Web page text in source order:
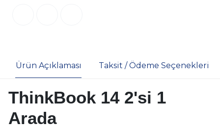
Ürün Açıklaması Taksit / Ödeme Seçenekleri
ThinkBook 14 2'si 1
Arada